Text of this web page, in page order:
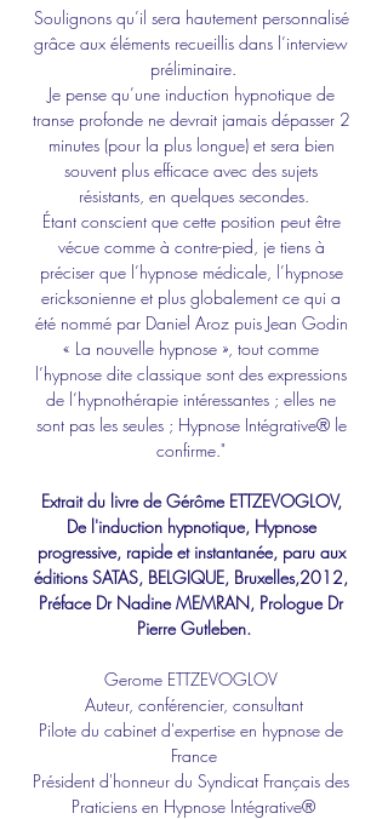
Soulignons qu’il sera hautement personnalisé
grâce aux éléments recueillis dans l’interview
préliminaire.
Je pense qu’une induction hypnotique de
transe profonde ne devrait jamais dépasser 2
minutes (pour la plus longue) et sera bien
souvent plus efficace avec des sujets
résistants, en quelques secondes.
Étant conscient que cette position peut être
vécue comme à contre-pied, je tiens à
préciser que l’hypnose médicale, l’hypnose
ericksonienne et plus globalement ce qui a
été nommé par Daniel Aroz puis Jean Godin
« La nouvelle hypnose », tout comme
l’hypnose dite classique sont des expressions
de l’hypnothérapie intéressantes ; elles ne
sont pas les seules ; Hypnose Intégrative® le
confirme."
Extrait du livre de Gérôme ETTZEVOGLOV,
De l'induction hypnotique, Hypnose
progressive, rapide et instantanée, paru aux
éditions SATAS, BELGIQUE, Bruxelles,2012,
Préface Dr Nadine MEMRAN, Prologue Dr
Pierre Gutleben.
Gerome ETTZEVOGLOV
Auteur, conférencier, consultant
Pilote du cabinet d'expertise en hypnose de
France
Président d'honneur du Syndicat Français des
Praticiens en Hypnose Intégrative®